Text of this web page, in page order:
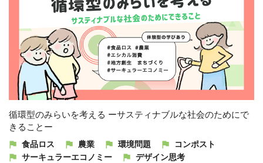
循環型のみらいを考える ーサスティナブルな社会のためにで
きることー
食品ロス 農業 環境問題
コンポスト
サーキュラーエコノミー
デザイン思考